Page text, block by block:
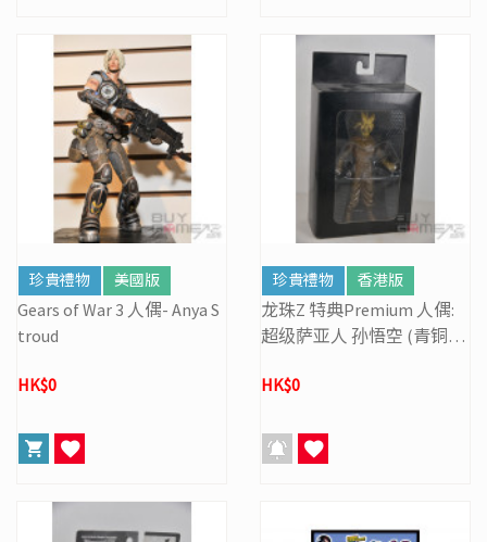
珍貴禮物 美國版
Gears of War 3 人偶- Anya S
troud
HK$0
珍貴禮物 香港版
龙珠Z 特典Premium 人偶:
超级萨亚人 孙悟空 (青铜
HK$0